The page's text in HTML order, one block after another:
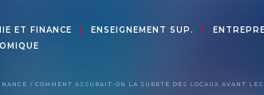
ET FINANCE ENSEIGNEMENT SUP.
COMMENT ASSURAIT-ON LA SURETÉ DES LOCAUX AVANT